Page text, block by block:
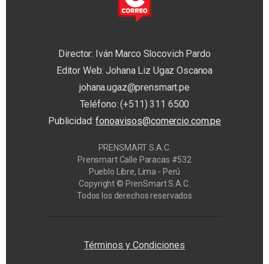
Director: Iván Marco Slocovich Pardo
Editor Web: Johana Liz Ugaz Oscanoa
johana.ugaz@prensmart.pe
Teléfono: (+511) 311 6500
Publicidad:fonoavisos@comercio.com.pe
PRENSMART S.A.C.
Prensmart Calle Paracas #532
Pueblo Libre, Lima - Perú
Copyright © PrenSmart S.A.C.
Todos los derechos reservados
Términos y Condiciones